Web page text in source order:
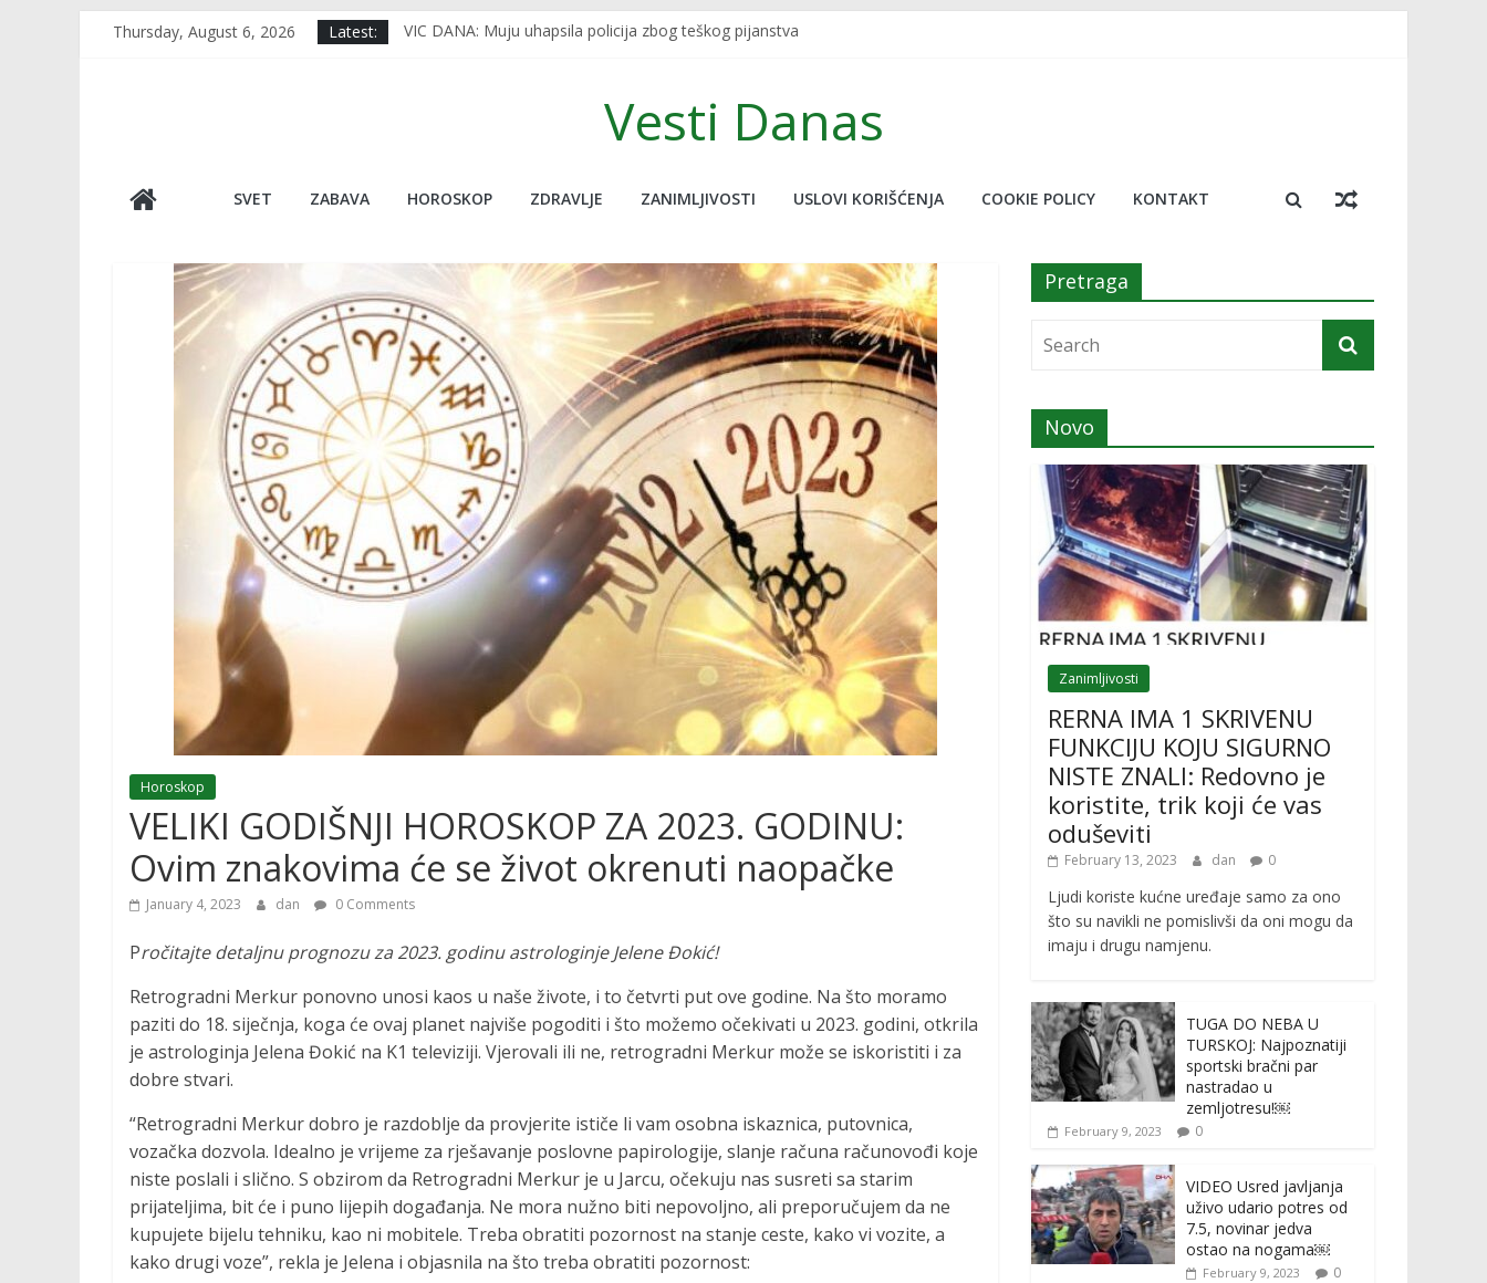
Thursday, August 6, 2026 Latest:
VIC DANA: Muju uhapsila policija zbog teškog pijanstva
VIDEO Usred javljanja uživo udario potres od 7.5, novinar jedva ostao na nogama￼
Japan, kao da nije na ovoj planeti, pogledajte ove neobične stvari koje nude, donosimo 20 najboljih￼
Vesti Danas
SVET ZABAVA HOROSKOP ZDRAVLJE ZANIMLJIVOSTI USLOVI KORIŠĆENJA COOKIE POLICY KONTAKT
Horoskop
VELIKI GODIŠNJI HOROSKOP ZA 2023. GODINU:
Ovim znakovima će se život okrenuti naopačke
January 4, 2023 dan 0 Comments
Pročitajte detaljnu prognozu za 2023. godinu astrologinje Jelene Đokić!
Retrogradni Merkur ponovno unosi kaos u naše živote, i to četvrti put ove godine. Na što moramo
paziti do 18. siječnja, koga će ovaj planet najviše pogoditi i što možemo očekivati ​​u 2023. godini, otkrila
je astrologinja Jelena Đokić na K1 televiziji. Vjerovali ili ne, retrogradni Merkur može se iskoristiti i za
dobre stvari.
“Retrogradni Merkur dobro je razdoblje da provjerite ističe li vam osobna iskaznica, putovnica,
vozačka dozvola. Idealno je vrijeme za rješavanje poslovne papirologije, slanje računa računovođi koje
niste poslali i slično. S obzirom da Retrogradni Merkur je u Jarcu, očekuju nas susreti sa starim
prijateljima, bit će i puno lijepih događanja. Ne mora nužno biti nepovoljno, ali preporučujem da ne
kupujete bijelu tehniku, kao ni mobitele. Treba obratiti pozornost na stanje ceste, kako vi vozite, a
kako drugi voze”, rekla je Jelena i objasnila na što treba obratiti pozornost:
Pretraga
Novo
Zanimljivosti
RERNA IMA 1 SKRIVENU
FUNKCIJU KOJU SIGURNO
NISTE ZNALI: Redovno je
koristite, trik koji će vas
oduševiti
February 13, 2023 dan 0
Ljudi koriste kućne uređaje samo za ono
što su navikli ne pomislivši da oni mogu da
imaju i drugu namjenu.
TUGA DO NEBA U
TURSKOJ: Najpoznatiji
sportski bračni par
nastradao u
zemljotresu!￼
February 9, 2023 0
VIDEO Usred javljanja
uživo udario potres od
7.5, novinar jedva
ostao na nogama￼
February 9, 2023 0